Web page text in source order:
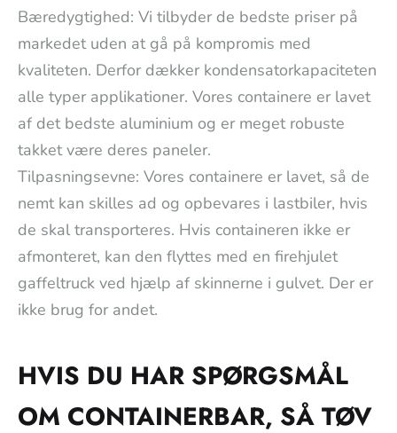
Bæredygtighed: Vi tilbyder de bedste priser på
markedet uden at gå på kompromis med
kvaliteten. Derfor dækker kondensatorkapaciteten
alle typer applikationer. Vores containere er lavet
af det bedste aluminium og er meget robuste
takket være deres paneler.
Tilpasningsevne: Vores containere er lavet, så de
nemt kan skilles ad og opbevares i lastbiler, hvis
de skal transporteres. Hvis containeren ikke er
afmonteret, kan den flyttes med en firehjulet
gaffeltruck ved hjælp af skinnerne i gulvet. Der er
ikke brug for andet.
HVIS DU HAR SPØRGSMÅL
OM CONTAINERBAR, SÅ TØV